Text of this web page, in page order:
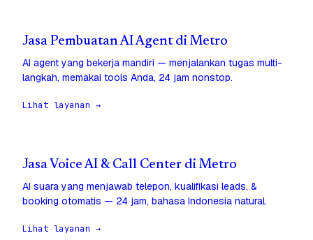
Jasa Pembuatan AI Agent di Metro
AI agent yang bekerja mandiri — menjalankan tugas multi-
langkah, memakai tools Anda, 24 jam nonstop.
Lihat layanan →
Jasa Voice AI & Call Center di Metro
AI suara yang menjawab telepon, kualifikasi leads, &
booking otomatis — 24 jam, bahasa Indonesia natural.
Lihat layanan →